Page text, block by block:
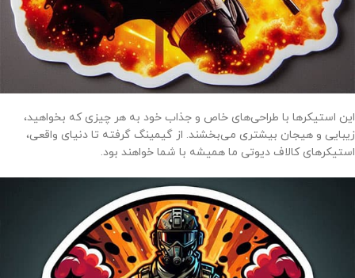
این استیکرها با طراحی‌های خاص و جذاب خود به هر چیزی که بخواهید،
زیبایی و هیجان بیشتری می‌بخشند. از گیمینگ گرفته تا دنیای واقعی،
استیکرهای کالاف دیوتی ما همیشه با شما خواهند بود.